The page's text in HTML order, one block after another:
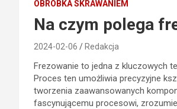
OBRÓBKA SKRAWANIEM
Na czym polega
2024-02-06 Redakcja
Frezowanie to jedna z kluczowych
Proces ten umożliwia precyzyjne
tworzenia zaawansowanych
fascynującemu procesowi,